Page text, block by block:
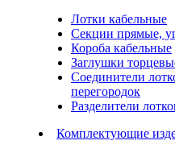
Лотки кабельные
Секции прямые,
Короба кабельные
Заглушки
Соединители
перегородок
Разделители
Комплектующие